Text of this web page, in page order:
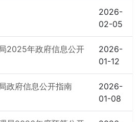
2026-
02-05
2025年政府信息公开
2026-
01-12
政府信息公开指南
2026-
01-08